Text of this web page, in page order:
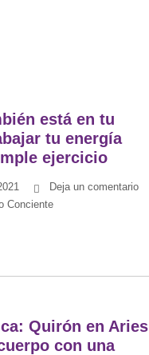
está en tu
tu energía
ejercicio
Deja un comentario
Conciente
Quirón en Aries
con una